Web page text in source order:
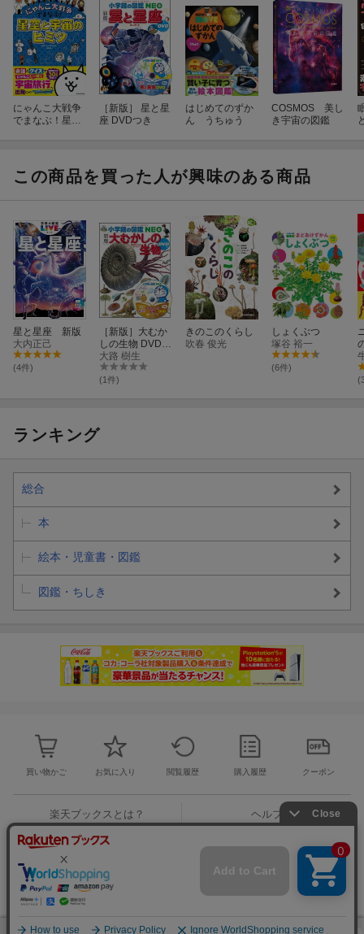
にゃんこ大戦争
でまなぶ！星空
［新版］ 星と星
座 DVDつき
はじめてのずか
ん うちゅう
COSMOS 美し
き宇宙の図鑑
この商品を買った人が興味のある商品
星と星座 新版
大内正己
(4件)
［新版］大むか
しの生物 DVDつ
き
大路 樹生
(1件)
きのこのくらし
吹春 俊光
しょくぶつ
塚谷 裕一
(6件)
ランキング
総合
本
絵本・児童書・図鑑
図鑑・ちしき
買い物かご お気に入り 閲覧履歴 購入履歴 クーポン
楽天ブックスとは？ ヘルプ
お問い合わせ窓口 ご意見・ご要望